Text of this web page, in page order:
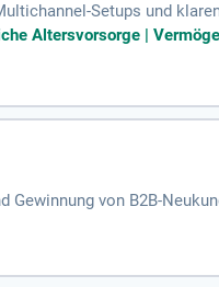
Setups und
neu.
Altersvorsorge |
von B2B-
sowie